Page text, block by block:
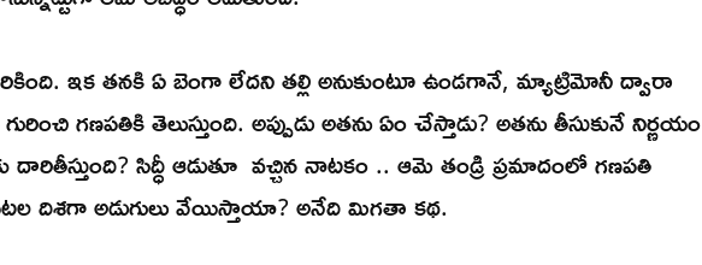
ఇక తనకి ఏ బెంగా లేదని తల్లి అనుకుంటూ ఉండగానే, మ్యాట్రిమోనీ ద్వారా
గణపతికి తెలుస్తుంది. అప్పుడు అతను ఏం చేస్తాడు? అతను తీసుకునే నిర్ణయం
సిద్ధీ ఆడుతూ వచ్చిన నాటకం .. ఆమె తండ్రి ప్రమాదంలో గణపతి
దిశగా అడుగులు వేయిస్తాయా? అనేది మిగతా కథ.